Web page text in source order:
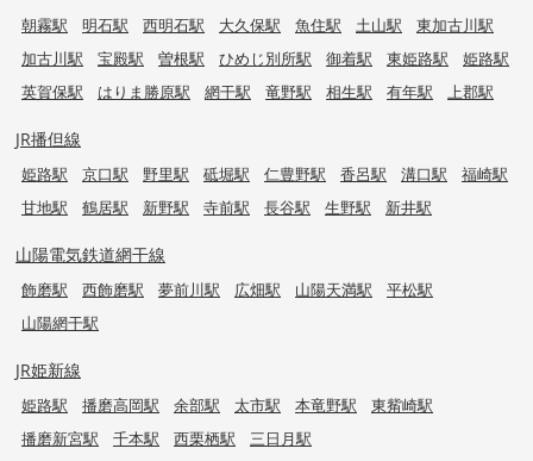
朝霧駅 明石駅 西明石駅 大久保駅 魚住駅 土山駅
東加古川駅
加古川駅
宝殿駅 曽根駅 ひめじ別所駅 御着駅 東姫路駅
姫路駅
英賀保駅
はりま勝原駅 網干駅 竜野駅 相生駅 有年駅 上郡駅
JR播但線
姫路駅 京口駅 野里駅 砥堀駅 仁豊野駅 香呂駅 溝口駅
福崎駅
甘地駅
鶴居駅 新野駅 寺前駅 長谷駅 生野駅 新井駅
山陽電気鉄道網干線
飾磨駅 西飾磨駅 夢前川駅 広畑駅 山陽天満駅
平松駅
山陽網干駅
JR姫新線
姫路駅 播磨高岡駅 余部駅 太市駅 本竜野駅
東觜崎駅
播磨新宮駅
千本駅 西栗栖駅 三日月駅